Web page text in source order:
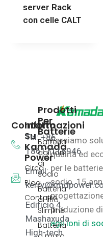
server Rack
con celle CALT
Forniamo
qualità ed
per le
sodio.15
produzione
agli ioni di
Prodotti
Per
Batterie
Batteria
agli ioni
di
sodio
Batteria
al litio
Slimline
Batteria
Informazioni
Su
Kamada
Power
Circa
Blog
Contatto
Contatto
Tel: +86
18617118946
Email:
Edificio 4,
Mashaxuda
High-tech